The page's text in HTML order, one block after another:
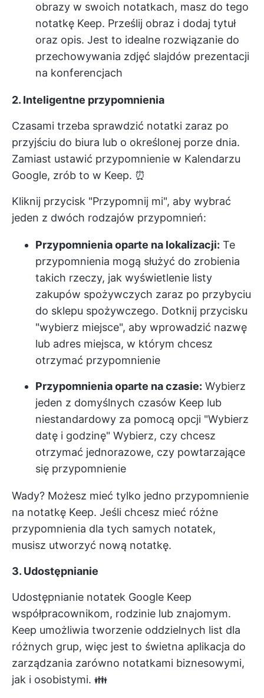
obrazy w swoich notatkach, masz do tego
notatkę Keep. Prześlij obraz i dodaj tytuł
oraz opis. Jest to idealne rozwiązanie do
przechowywania zdjęć slajdów prezentacji
na konferencjach
2. Inteligentne przypomnienia
Czasami trzeba sprawdzić notatki zaraz po
przyjściu do biura lub o określonej porze dnia.
Zamiast ustawić przypomnienie w Kalendarzu
Google, zrób to w Keep. ⏰
Kliknij przycisk "Przypomnij mi", aby wybrać
jeden z dwóch rodzajów przypomnień:
Przypomnienia oparte na lokalizacji: Te
przypomnienia mogą służyć do zrobienia
takich rzeczy, jak wyświetlenie listy
zakupów spożywczych zaraz po przybyciu
do sklepu spożywczego. Dotknij przycisku
"wybierz miejsce", aby wprowadzić nazwę
lub adres miejsca, w którym chcesz
otrzymać przypomnienie
Przypomnienia oparte na czasie: Wybierz
jeden z domyślnych czasów Keep lub
niestandardowy za pomocą opcji "Wybierz
datę i godzinę" Wybierz, czy chcesz
otrzymać jednorazowe, czy powtarzające
się przypomnienie
Wady? Możesz mieć tylko jedno przypomnienie
na notatkę Keep. Jeśli chcesz mieć różne
przypomnienia dla tych samych notatek,
musisz utworzyć nową notatkę.
3. Udostępnianie
Udostępnianie notatek Google Keep
współpracownikom, rodzinie lub znajomym.
Keep umożliwia tworzenie oddzielnych list dla
różnych grup, więc jest to świetna aplikacja do
zarządzania zarówno notatkami biznesowymi,
jak i osobistymi. 👪